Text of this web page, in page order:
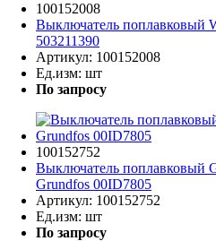
100152008
Выключатель поплавковый
503211390
Артикул: 100152008
Ед.изм: шт
По запросу
100152752
Выключатель поплавковый
Grundfos 00ID7805
Артикул: 100152752
Ед.изм: шт
По запросу